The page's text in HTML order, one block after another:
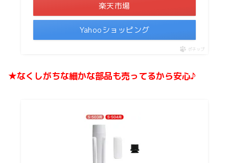
楽天市場
Yahooショッピング
ポチップ
★なくしがちな細かな部品も売ってるから安心♪